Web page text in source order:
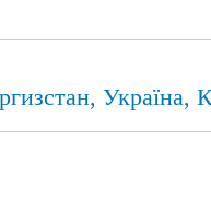
Україна,